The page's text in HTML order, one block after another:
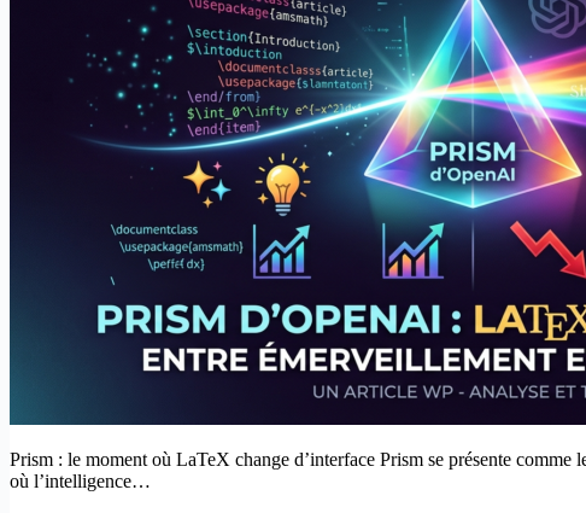
Prism : le moment où LaTeX change d’interface Prism se présente
où l’intelligence…